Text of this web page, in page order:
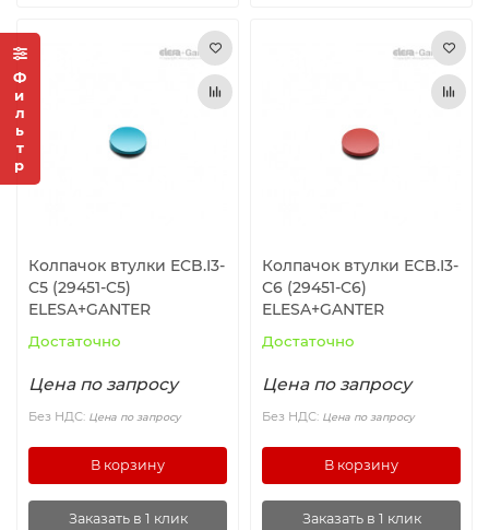
Фильтр
Колпачок втулки ECB.I3-
C5 (29451-C5)
ELESA+GANTER
Достаточно
Цена по запросу
Без НДС: Цена по запросу
В корзину
Заказать в 1 клик
Колпачок втулки ECB.I3-
C6 (29451-C6)
ELESA+GANTER
Достаточно
Цена по запросу
Без НДС: Цена по запросу
В корзину
Заказать в 1 клик